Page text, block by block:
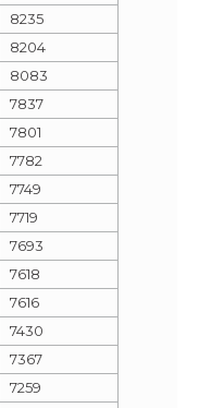
8235
8204
8083
7837
7801
7782
7749
7719
7693
7618
7616
7430
7367
7259